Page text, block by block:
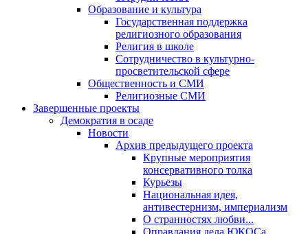
Образование и культура
Государственная поддержка
религиозного образования
Религия в школе
Сотрудничество в культурно-
просветительской сфере
Общественность и СМИ
Религиозные СМИ
Завершенные проекты
Демократия в осаде
Новости
Архив предыдущего проекта
Крупные мероприятия
консервативного толка
Курьезы
Национальная идея,
антивестернизм, империализм
О странностях любви...
Оправдания дела ЮКОСа